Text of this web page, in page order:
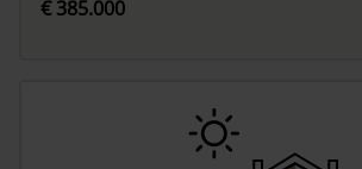
€ 385.000